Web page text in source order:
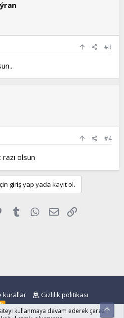
#3
#4
olsun
giriş yap yada kayıt ol.
Pinterest
Tumblr WhatsApp
E-posta
kurallar
Gizlilik politikası
R
S
kullanmaya devam ederek çerez Üst